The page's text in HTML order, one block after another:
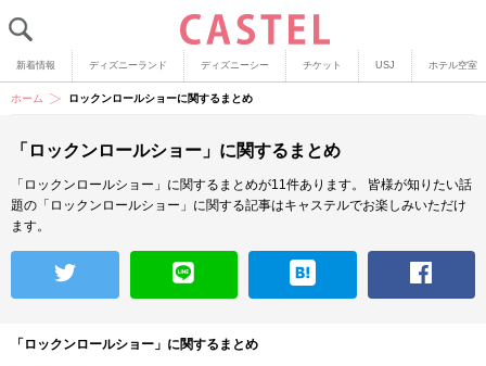
新着情報 ディズニーランド ディズニーシー チケット USJ ホテル空室
ホーム ロックンロールショーに関するまとめ
「ロックンロールショー」に関するまとめ
「ロックンロールショー」に関するまとめが11件あります。
皆様が知りたい話
題の「ロックンロールショー」に関する記事はキャステルでお楽しみいただけ
ます。
「ロックンロールショー」に関するまとめ